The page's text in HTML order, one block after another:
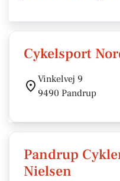
Cykelsport
Vinkelvej 9
9490 Pandrup
Pandrup
Nielsen